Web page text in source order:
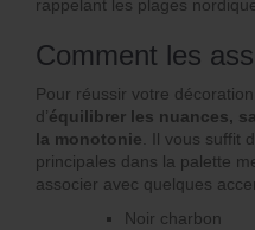
rappelant les plages
Comment les
Pour réussir votre
d’équilibrer les nuances,
la monotonie . Il vous suffit
principales dans la palette
associer avec quelques
Noir charbon